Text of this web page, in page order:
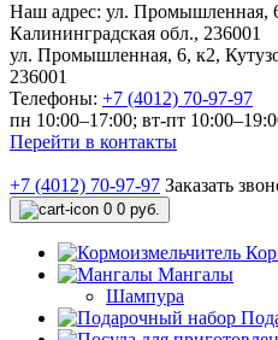
Наш адрес: ул. Промышленная,
Калининградская обл., 236001
ул. Промышленная, 6, к2,
236001
Телефоны: +7 (4012) 70-97-97
пн 10:00–17:00; вт-пт
Перейти в контакты
+7 (4012) 70-97-97 Заказать
0 0 руб.
Мангалы
Шампура